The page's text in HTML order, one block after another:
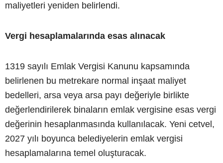
maliyetleri yeniden belirlendi.
Vergi hesaplamalarında esas alınacak
1319 sayılı Emlak Vergisi Kanunu kapsamında
belirlenen bu metrekare normal inşaat maliyet
bedelleri, arsa veya arsa payı değeriyle birlikte
değerlendirilerek binaların emlak vergisine esas vergi
değerinin hesaplanmasında kullanılacak. Yeni cetvel,
2027 yılı boyunca belediyelerin emlak vergisi
hesaplamalarına temel oluşturacak.